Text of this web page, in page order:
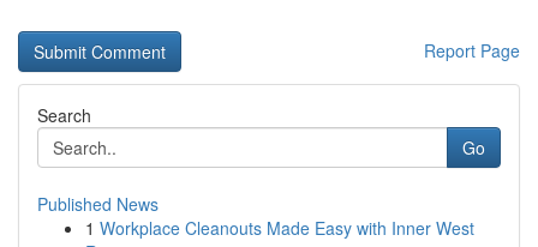
Report Page
Search
Go
Published News
1 Workplace Cleanouts Made Easy with Inner West